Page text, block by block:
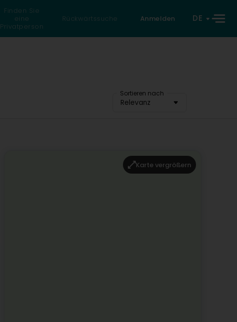
Finden Sie
eine
Privatperson
Rückwärtssuche Anmelden DE
Sortieren nach
Relevanz
Karte vergrößern